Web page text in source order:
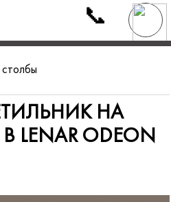
📞
НА
LENAR ODEON